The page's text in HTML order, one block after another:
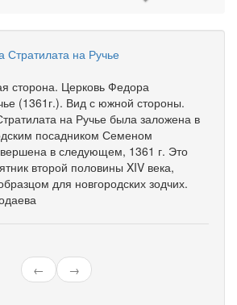
сторона. Церковь Федора
(1361г.). Вид с южной стороны.
на Ручье была заложена в
посадником Семеном
в следующем, 1361 г. Это
второй половины XIV века,
для новгородских зодчих.
← →